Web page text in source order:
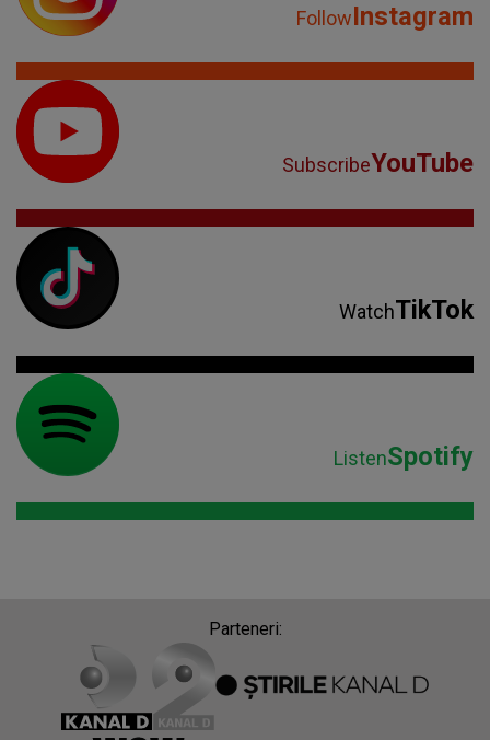
FollowInstagram
SubscribeYouTube
WatchTikTok
ListenSpotify
Parteneri: